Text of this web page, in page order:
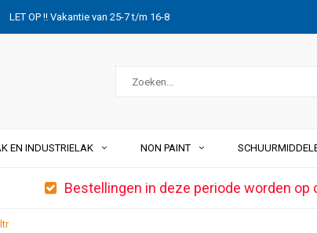
LET OP !! Vakantie van 25-7 t/m 16-8
EN INDUSTRIELAK NON PAINT
Bestellingen in deze periode worden op